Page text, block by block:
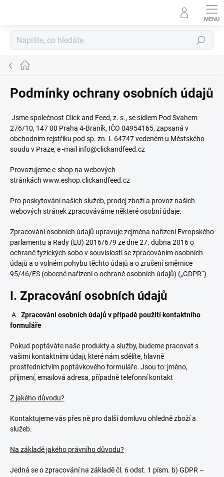
Hledat
Domů
Podmínky ochrany osobních údajů
Jsme společnost Click and Feed, z. s., se sídlem Pod Svahem
276/10, 147 00 Praha 4-Braník, IČO 04954165, zapsaná v
obchodním rejstříku pod sp. zn. L 64747 vedeném u Městského
soudu v Praze, e -mail info@clickandfeed.cz
Provozujeme e-shop na webových
stránkách www.eshop.clickandfeed.cz
Pro poskytování našich služeb, prodej zboží a provoz našich
webových stránek zpracováváme některé osobní údaje.
Zpracování osobních údajů upravuje zejména nařízení Evropského
parlamentu a Rady (EU) 2016/679 ze dne 27. dubna 2016 o
ochraně fyzických sobo v souvislosti se zpracováním osobních
údajů a o volném pohybu těchto údajů a o zrušení směrnice
95/46/ES (obecné nařízení o ochraně osobních údajů) („GDPR“)
I. Zpracování osobních údajů
A. Zpracování osobních údajů v případě použití kontaktního
formuláře
Pokud poptáváte naše produkty a služby, budeme pracovat s
vašimi kontaktními údaji, které nám sdělíte, hlavně
prostřednictvím poptávkového formuláře. Jsou to: jméno,
příjmení, emailová adresa, případně telefonní kontakt
Z jakého důvodu?
Kontaktujeme vás přes ně pro další domluvu ohledně zboží a
služeb.
Na základě jakého právního důvodu?
Jedná se o zpracování na základě čl. 6 odst. 1 písm. b) GDPR –